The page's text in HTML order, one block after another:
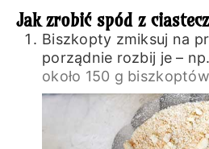
Jak zrobić spód z
Biszkopty zmiksuj na
porządnie rozbij je –
około 150 g biszkoptów